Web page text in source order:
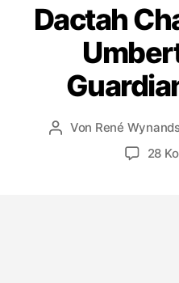
Dactah
Beitragsautor
Von René
28